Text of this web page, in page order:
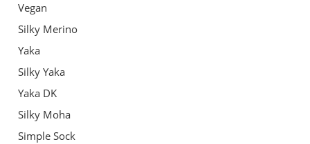
Vegan
Silky Merino
Yaka
Silky Yaka
Yaka DK
Silky Moha
Simple Sock